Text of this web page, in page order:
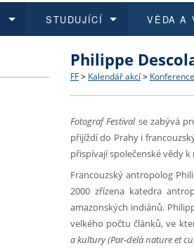
Struktura a historie
Strategie a další
Podpora a benefity pro
Absolventi fakulty
Fakultní školy FF UK
Co studovat a jak se
Učitelské studijní
Informace k průběhu
STUDUJÍCÍ
Bakalářské a
Doktorské studium
Rigorózní řízení
VĚDA A
O vědě a výzkumu na
Akademické kvalifikace
Granty a projekty
Aktuální nabídky a
Vyjíždějící studenti
Přijíždějící studenti
Vyjíždějící zaměstnanci
Philippe
FF > Kalendář akcí >
Fotograf Festivalse zabývá
přijíždí do Prahy i
přispívají společenské vědy
Francouzský antropolog
2000 zřízena katedra
amazonských indiánů.
velkého počtu článků, ve
a kultury (Par-delà nature et